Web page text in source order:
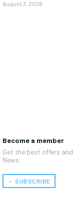
Become a member
Get the best offers
News.
﹢ SUBSCRIBE
August 3, 2026